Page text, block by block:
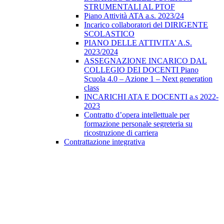
STRUMENTALI AL PTOF
Piano Attività ATA a.s. 2023/24
Incarico collaboratori del DIRIGENTE
SCOLASTICO
PIANO DELLE ATTIVITA’ A.S.
2023/2024
ASSEGNAZIONE INCARICO DAL
COLLEGIO DEI DOCENTI Piano
Scuola 4.0 – Azione 1 – Next generation
class
INCARICHI ATA E DOCENTI a.s 2022-
2023
Contratto d’opera intellettuale per
formazione personale segreteria su
ricostruzione di carriera
Contrattazione integrativa